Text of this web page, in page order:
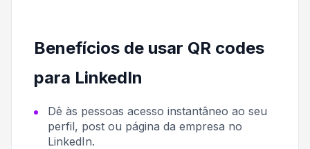
Benefícios de usar QR codes
para LinkedIn
Dê às pessoas acesso instantâneo ao seu
perfil, post ou página da empresa no
LinkedIn.